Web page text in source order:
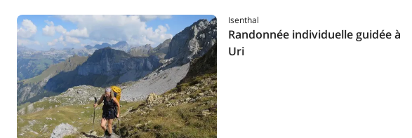
Isenthal
Randonnée individuelle guidée à
Uri